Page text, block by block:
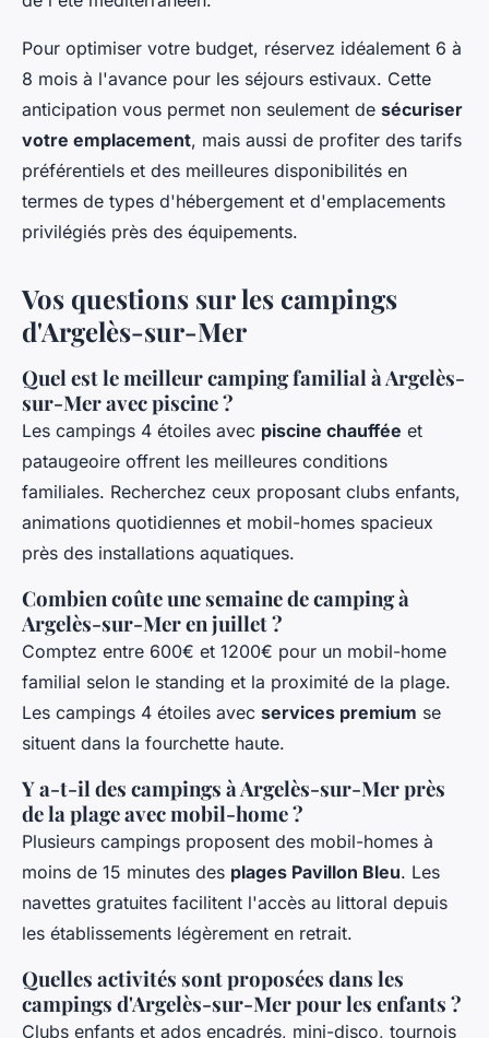
Pour optimiser votre budget, réservez idéalement 6 à
8 mois à l'avance pour les séjours estivaux. Cette
anticipation vous permet non seulement de sécuriser
votre emplacement, mais aussi de profiter des tarifs
préférentiels et des meilleures disponibilités en
termes de types d'hébergement et d'emplacements
privilégiés près des équipements.
Vos questions sur les campings
d'Argelès-sur-Mer
Quel est le meilleur camping familial à Argelès-
sur-Mer avec piscine ?
Les campings 4 étoiles avec piscine chauffée et
pataugeoire offrent les meilleures conditions
familiales. Recherchez ceux proposant clubs enfants,
animations quotidiennes et mobil-homes spacieux
près des installations aquatiques.
Combien coûte une semaine de camping à
Argelès-sur-Mer en juillet ?
Comptez entre 600€ et 1200€ pour un mobil-home
familial selon le standing et la proximité de la plage.
Les campings 4 étoiles avec services premium se
situent dans la fourchette haute.
Y a-t-il des campings à Argelès-sur-Mer près
de la plage avec mobil-home ?
Plusieurs campings proposent des mobil-homes à
moins de 15 minutes des plages Pavillon Bleu. Les
navettes gratuites facilitent l'accès au littoral depuis
les établissements légèrement en retrait.
Quelles activités sont proposées dans les
campings d'Argelès-sur-Mer pour les enfants ?
Clubs enfants et ados encadrés, mini-disco, tournois